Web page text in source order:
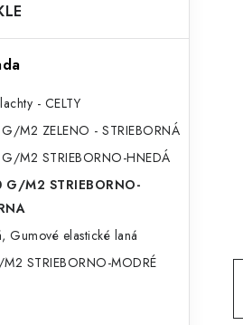
- CELTY
M2 ZELENO - STRIEBORNÁ
M2 STRIEBORNO-HNEDÁ
M2 STRIEBORNO-
Gumové elastické laná
STRIEBORNO-MODRÉ